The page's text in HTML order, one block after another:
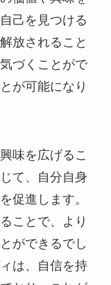
己を見つける
放されること
づくことがで
が可能になり
味を広げるこ
て、自分自身
促進します。
ことで、より
ができるでし
は、自信を持